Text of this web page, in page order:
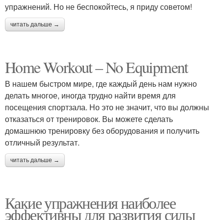
упражнений. Но не беспокойтесь, я приду советом!
читать дальше →
Home Workout – No Equipment
В нашем быстром мире, где каждый день нам нужно
делать многое, иногда трудно найти время для
посещения спортзала. Но это не значит, что вы должны
отказаться от тренировок. Вы можете сделать
домашнюю тренировку без оборудования и получить
отличный результат.
читать дальше →
Какие упражнения наиболее
эффективны для развития силы